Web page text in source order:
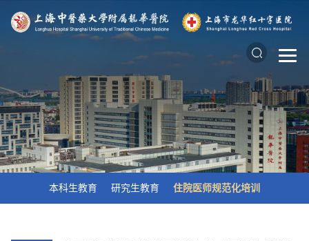
本科生教育 研究生教育 住院医师规范化培训